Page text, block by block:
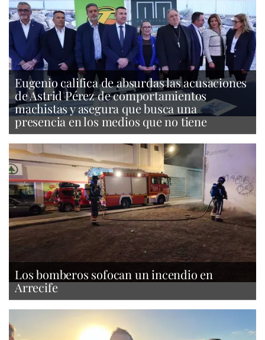
Eugenio califica de absurdas las acusaciones
de Astrid Pérez de comportamientos
machistas y asegura que busca una
presencia en los medios que no tiene
Los bomberos sofocan un incendio en
Arrecife